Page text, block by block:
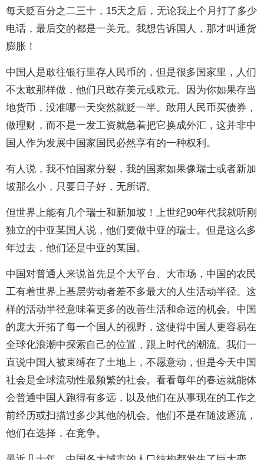
每天贬百分之二三十，15天之后，无论我上个月打了多少
电话，最后交的都是一美元。我想告诉国人，那才叫通货
膨胀！
中国人是敢往银行里存人民币的，但是很多国家里，人们
不太敢那样做，他们只敢存美元或欧元。因为你如果存当
地货币，没准哪一天突然就贬一半。敢用人民币买债券，
做理财，而不是一发工资就急着把它换成外汇，这并非中
国人作为发展中国家国民必然享有的一种权利。
有人说，我不怕国家分裂，我的国家如果像瑞士或者新加
坡那么小，只要日子好，无所谓。
但世界上能有几个瑞士和新加坡！上世纪90年代我就听刚
独立的中亚某国人说，他们要做中亚的瑞士。但是这么多
年过去，他们还是中亚的某国。
中国对普通人来说首先是个大平台、大市场，中国的农民
工有着世界上基层劳动者差不多最大的人生活动半径。这
样的活动半径意味着更多的改善生活和命运的机会。中国
的庞大开拓了每一个国人的视野，这使得中国人更容易在
全球化浪潮中探索自己的位置，跟上时代的潮流。我们一
直说中国人被束缚在了土地上，不愿意动，但是今天中国
社会是全球流动性最频繁的社会。看看每年的春运就能体
会普通中国人跑得有多远，以及他们在从事现在的工作之
前经历或扫描过多少其他的机会。他们不是在随波逐流，
他们在选择，在竞争。